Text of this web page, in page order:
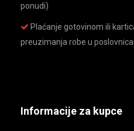
ponudi)
Plaćanje gotovinom ili
preuzimanja robe u
Informacije za kupce